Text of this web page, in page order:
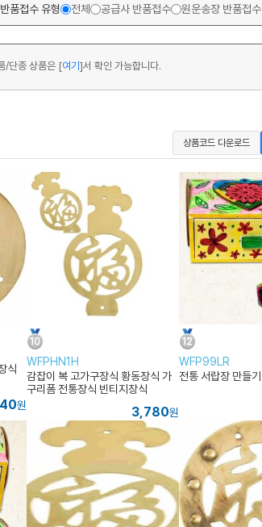
반품접수 유형 전체 공급사 반품접수
원운송장 반품접수
/단종 상품은 [여기]서 확인 가능합니다.
식
원
WFPHN1H
감잡이 복 고가구장식 황동장식 가
구리폼 전통장식 빈티지장식
3,780원
WFP99LR
전통 서랍장 만들기